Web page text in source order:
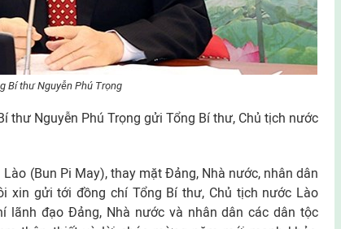
Bí thư Nguyễn Phú Trọng
thư Nguyễn Phú Trọng gửi Tổng Bí thư, Chủ tịch nước
(Bun Pi May), thay mặt Ðảng, Nhà nước, nhân dân
xin gửi tới đồng chí Tổng Bí thư, Chủ tịch nước Lào
lãnh đạo Ðảng, Nhà nước và nhân dân các dân tộc